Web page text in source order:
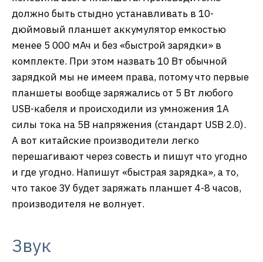
должно быть стыдно устанавливать в 10-
дюймовый планшет аккумулятор емкостью
менее 5 000 мАч и без «быстрой зарядки» в
комплекте. При этом назвать 10 Вт обычной
зарядкой мы не имеем права, потому что первые
планшеты вообще заряжались от 5 Вт любого
USB-кабеля и происходили из умножения 1А
силы тока на 5В напряжения (стандарт USB 2.0).
А вот китайские производители легко
перешагивают через совесть и пишут что угодно
и где угодно. Напишут «быстрая зарядка», а то,
что такое ЗУ будет заряжать планшет 4-8 часов,
производителя не волнует.
Звук